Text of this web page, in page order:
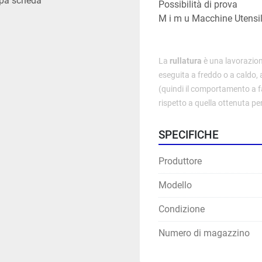
Possibilità di prova
M i m u Macchine
La rullatura è una
eseguita a freddo o a
(quindi il comportamento a
rispetto a quella ottenuta
SPECIFICHE
Produttore
Modello
Condizione
Numero di magazzino